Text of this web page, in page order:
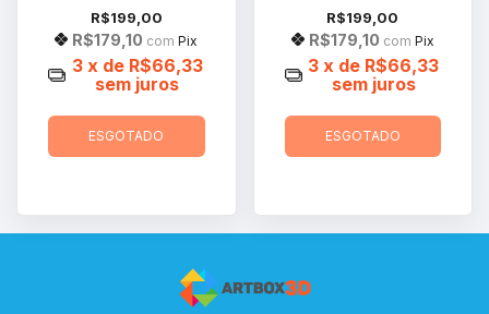
R$199,00
R$179,10 com Pix
3 x de R$66,33
sem juros
ESGOTADO
R$199,00
R$179,10 com Pix
3 x de R$66,33
sem juros
ESGOTADO